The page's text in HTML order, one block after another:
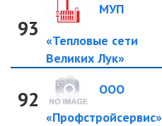
93
МУП
«Тепловые сети
Великих Лук»
92
ООО
«Профстройсервис»